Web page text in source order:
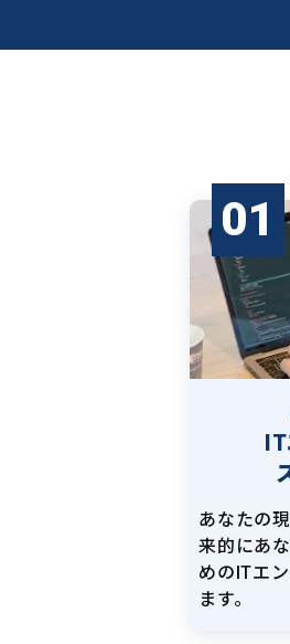
01
あなたの
来的にあ
めのITエ
ます。